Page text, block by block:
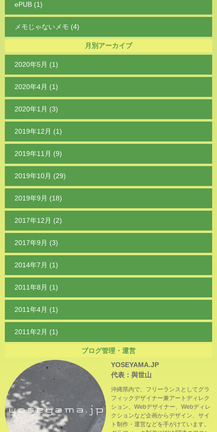
ePUB (1)
メモじゃないメモ (4)
月別アーカイブ
2020年5月 (1)
2020年4月 (1)
2020年1月 (3)
2019年12月 (1)
2019年11月 (9)
2019年10月 (29)
2019年9月 (18)
2017年12月 (2)
2017年9月 (3)
2014年7月 (1)
2011年8月 (1)
2011年4月 (1)
2011年2月 (1)
ブログ管理・運営
YOSEYAMA.JP
代表：與世山
沖縄県内で、フリーランスとしてグラ
フィックデザイナー兼アートディレク
ション、Webデザイナー、Webディレ
クションなど企画からデザイン、サイ
ト制作・運営などを手がけています。